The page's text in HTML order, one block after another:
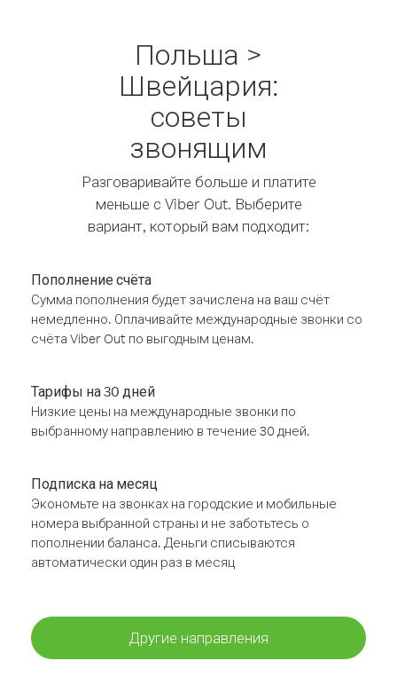
Польша >
Швейцария:
советы
звонящим
Разговаривайте больше и платите
меньше с Viber Out. Выберите
вариант, который вам подходит:
Пополнение счёта
Сумма пополнения будет зачислена на ваш счёт
немедленно. Оплачивайте международные звонки со
счёта Viber Out по выгодным ценам.
Тарифы на 30 дней
Низкие цены на международные звонки по
выбранному направлению в течение 30 дней.
Подписка на месяц
Экономьте на звонках на городские и мобильные
номера выбранной страны и не заботьтесь о
пополнении баланса. Деньги списываются
автоматически один раз в месяц
Другие направления